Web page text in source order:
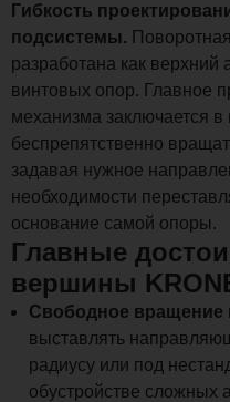
Гибкость
подсистемы.
разработана как
винтовых опор. Главное
механизма заключается в
беспрепятственно
задавая нужное
необходимости
основание самой опоры.
Главные
вершины
Свободное вращение
выставлять
радиусу или под
обустройстве сложных